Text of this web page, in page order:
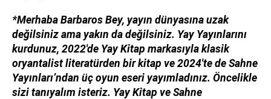
*Merhaba Barbaros Bey, yayın dünyasına uzak
değilsiniz ama yakın da değilsiniz. Yay Yayınlarını
kurdunuz, 2022'de Yay Kitap markasıyla klasik
oryantalist literatürden bir kitap ve 2024'te de Sahne
Yayınları’ndan üç oyun eseri yayımladınız. Öncelikle
sizi tanıyalım isteriz. Yay Kitap ve Sahne